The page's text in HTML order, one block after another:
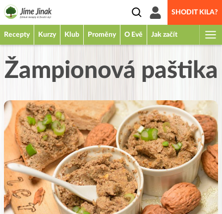
SHODIT KILA?
Recepty Kurzy Klub Proměny O Evě Jak začít
Žampionová paštika